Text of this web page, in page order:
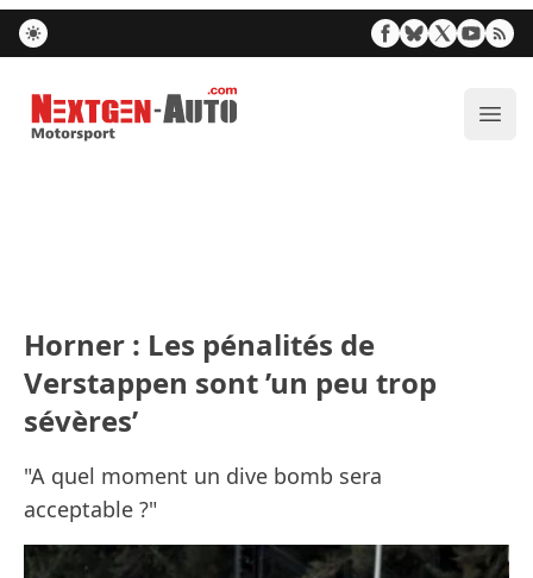
Nextgen-Auto.com
Horner : Les pénalités de
Verstappen sont ’un peu trop
sévères’
"A quel moment un dive bomb sera
acceptable ?"